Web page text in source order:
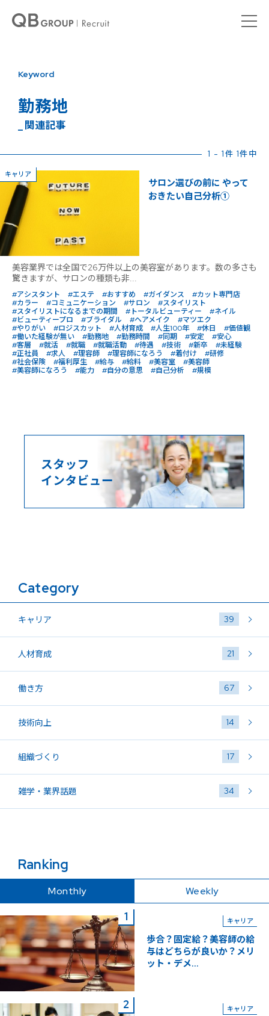
Keyword
勤務地
_ 関連記事
1 - 1件 1件中
キャリア
サロン選びの前に やって
おきたい自己分析①
美容業界では全国で26万件以上の美容室があります。数の多さも
驚きますが、サロンの種類も非...
#アシスタント #エステ #おすすめ #ガイダンス
#カット専門店
#カラー
#コミュニケーション #サロン
#スタイリスト
#スタイリストになるまでの期間
#トータルビューティー
#ネイル
#ビューティープロ
#ブライダル #ヘアメイク
#マツエク
#やりがい
#ロジスカット #人材育成 #人生100年 #休日
#価値観
#働いた経験が無い
#勤務地 #勤務時間 #同期 #安定
#安心
#客層
#就活 #就職 #就職活動 #待遇 #技術 #新卒
#未経験
#正社員
#求人 #理容師 #理容師になろう #着付け
#研修
#社会保険
#福利厚生 #給与 #給料 #美容室
#美容師
#美容師になろう
#能力 #自分の意思 #自己分析 #規模
Category
キャリア 39
人材育成 21
働き方 67
技術向上 14
組織づくり 17
雑学・業界話題 34
Ranking
Monthly Weekly
キャリア
歩合？固定給？美容師の給
与はどちらが良いか？メリ
ット・デメ...
キャリア